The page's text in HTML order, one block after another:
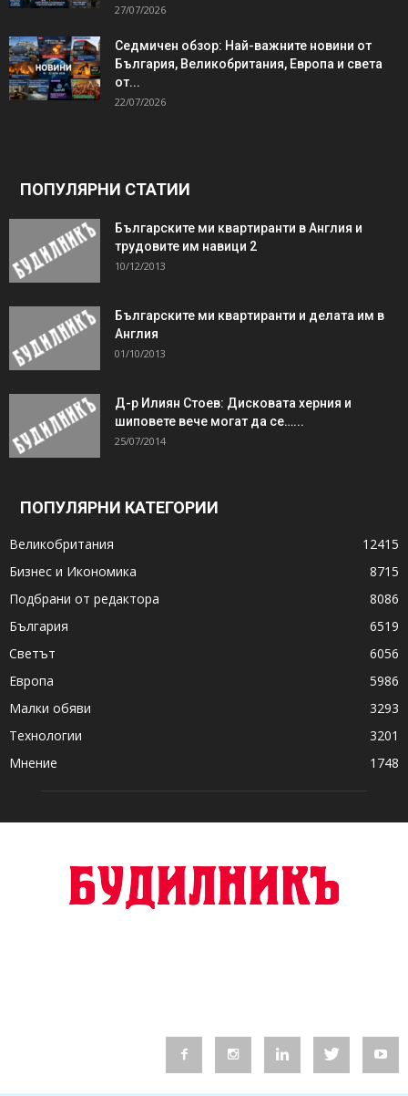
27/07/2026
Седмичен обзор: Най-важните новини от
България, Великобритания, Европа и света
от...
22/07/2026
ПОПУЛЯРНИ СТАТИИ
Българските ми квартиранти в Англия и
трудовите им навици 2
10/12/2013
Българските ми квартиранти и делата им в
Англия
01/10/2013
Д-р Илиян Стоев: Дисковата херния и
шиповете вече могат да се…...
25/07/2014
ПОПУЛЯРНИ КАТЕГОРИИ
Великобритания
12415
Бизнес и Икономика
8715
Подбрани от редактора
8086
България
6519
Светът
6056
Европа
5986
Малки обяви
3293
Технологии
3201
Мнение
1748